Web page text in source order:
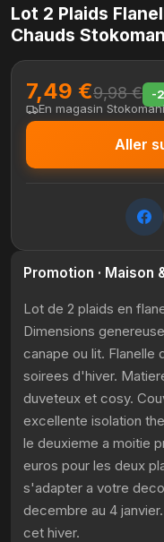
Lot 2 Plaids
Chauds
7,49 €9,98 €
-
En magasin Stokomani
Aller
Promotion · Maison
Lot de 2 plaids en
Dimensions
canape ou lit. Flanelle
soirees d'hiver.
duveteux et cosy.
excellente isolation
le deuxieme a moitie
euros pour les deux
s'adapter a votre
decembre au 4
cet hiver.